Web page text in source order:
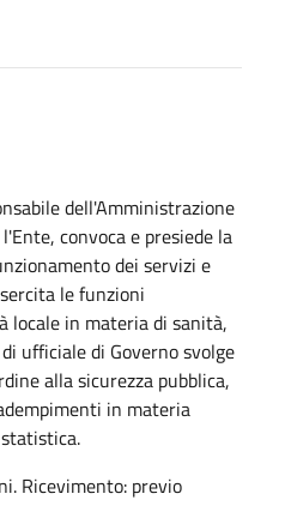
dell'Amministrazione
convoca e presiede la
dei servizi e
le funzioni
in materia di sanità,
ufficiale di Governo svolge
alla sicurezza pubblica,
in materia
Ricevimento: previo